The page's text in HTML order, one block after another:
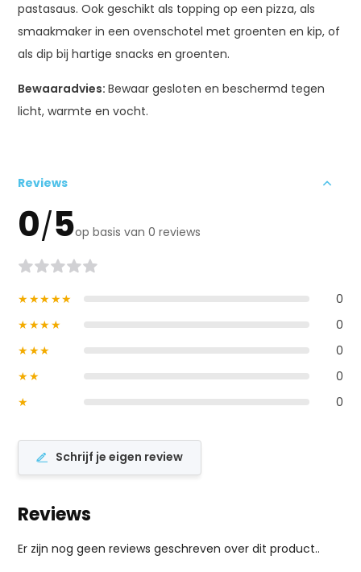
pastasaus. Ook geschikt als topping op een pizza, als
smaakmaker in een ovenschotel met groenten en kip, of
als dip bij hartige snacks en groenten.
Bewaaradvies:Bewaar gesloten en beschermd tegen
licht, warmte en vocht.
Reviews
0/5op basis van 0 reviews
★★★★★
0
★★★★
0
★★★
0
★★
0
★
0
Schrijf je eigen review
Reviews
Er zijn nog geen reviews geschreven over dit product..